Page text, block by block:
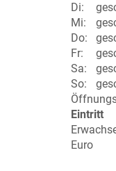
Di:
Mi:
Do:
Fr:
Sa:
So:
Eintritt
Euro